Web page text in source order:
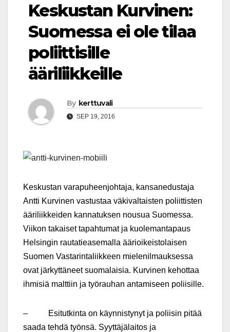
Keskustan Kurvinen:
Suomessa ei ole tilaa
poliittisille
ääriliikkeille
By kerttuvali
SEP 19, 2016
Keskustan varapuheenjohtaja, kansanedustaja
Antti Kurvinen vastustaa väkivaltaisten poliittisten
ääriliikkeiden kannatuksen nousua Suomessa.
Viikon takaiset tapahtumat ja kuolemantapaus
Helsingin rautatieasemalla äärioikeistolaisen
Suomen Vastarintaliikkeen mielenilmauksessa
ovat järkyttäneet suomalaisia. Kurvinen kehottaa
ihmisiä malttiin ja työrauhan antamiseen poliisille.
– Esitutkinta on käynnistynyt ja poliisin pitää
saada tehdä työnsä. Syyttäjälaitos ja